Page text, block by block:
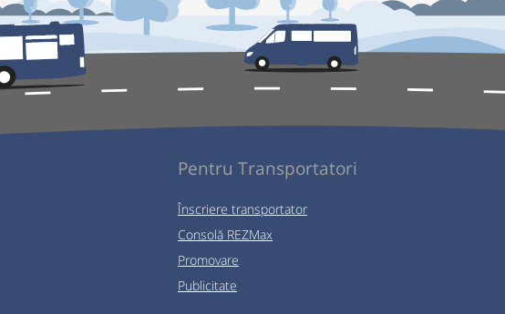
Pentru Transportatori
Înscriere transportator
Consolă REZMax
Promovare
Publicitate